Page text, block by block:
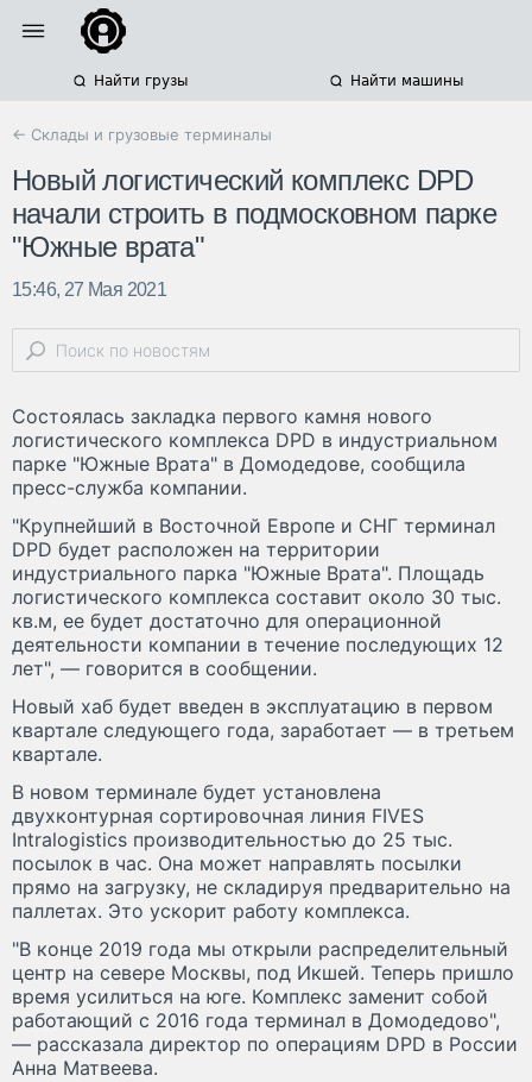
Найти грузы Найти машины
← Склады и грузовые терминалы
Новый логистический комплекс DPD
начали строить в подмосковном парке
"Южные врата"
15:46, 27 Мая 2021
Состоялась закладка первого камня нового
логистического комплекса DPD в индустриальном
парке "Южные Врата" в Домодедове, сообщила
пресс-служба компании.
"Крупнейший в Восточной Европе и СНГ терминал
DPD будет расположен на территории
индустриального парка "Южные Врата". Площадь
логистического комплекса составит около 30 тыс.
кв.м, ее будет достаточно для операционной
деятельности компании в течение последующих 12
лет", — говорится в сообщении.
Новый хаб будет введен в эксплуатацию в первом
квартале следующего года, заработает — в третьем
квартале.
В новом терминале будет установлена
двухконтурная сортировочная линия FIVES
Intralogistics производительностью до 25 тыс.
посылок в час. Она может направлять посылки
прямо на загрузку, не складируя предварительно на
паллетах. Это ускорит работу комплекса.
"В конце 2019 года мы открыли распределительный
центр на севере Москвы, под Икшей. Теперь пришло
время усилиться на юге. Комплекс заменит собой
работающий с 2016 года терминал в Домодедово",
— рассказала директор по операциям DPD в России
Анна Матвеева.